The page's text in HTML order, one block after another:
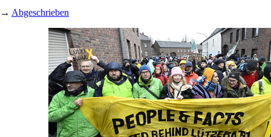
→ Abgeschrieben